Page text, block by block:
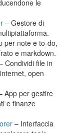
le
– Gestore di
per note e to-do,
e markdown.
Condividi file in
open
App per gestire
e finanze
– Interfaccia